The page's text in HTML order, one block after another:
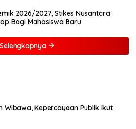
2026/2027, Stikes Nusantara
Bagi Mahasiswa Baru
Selengkapnya
Wibawa, Kepercayaan Publik Ikut